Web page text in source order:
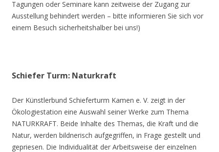
Tagungen oder Seminare kann zeitweise der Zugang zur
Ausstellung behindert werden – bitte informieren Sie sich vor
einem Besuch sicherheitshalber bei uns!)
Schiefer Turm: Naturkraft
Der Künstlerbund Schieferturm Kamen e. V. zeigt in der
Ökologiestation eine Auswahl seiner Werke zum Thema
NATURKRAFT. Beide Inhalte des Themas, die Kraft und die
Natur, werden bildnerisch aufgegriffen, in Frage gestellt und
gepriesen. Die Individualität der Arbeitsweise der einzelnen